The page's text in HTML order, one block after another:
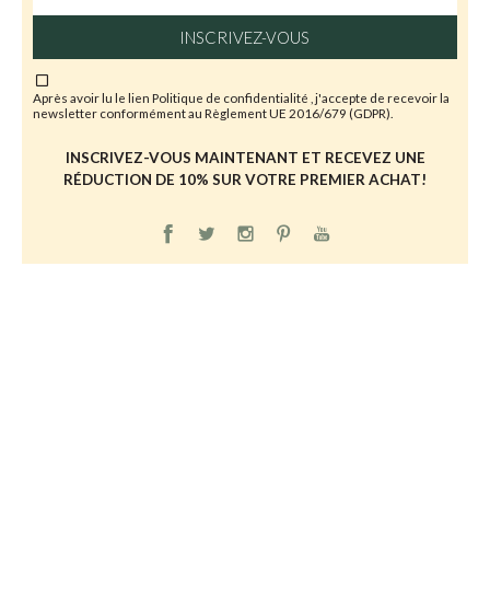
INSCRIVEZ-VOUS
Après avoir lu le lien Politique de confidentialité , j'accepte de recevoir la
newsletter conformément au Règlement UE 2016/679 (GDPR).
INSCRIVEZ-VOUS MAINTENANT ET RECEVEZ UNE
RÉDUCTION DE 10% SUR VOTRE PREMIER ACHAT!